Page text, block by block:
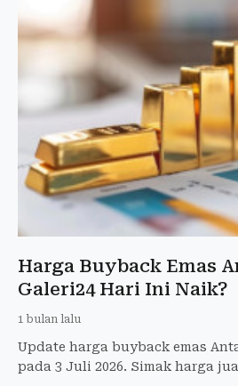
Harga Buyback Emas
Galeri24 Hari Ini Naik?
1 bulan lalu
Update harga buyback emas
pada 3 Juli 2026. Simak harga